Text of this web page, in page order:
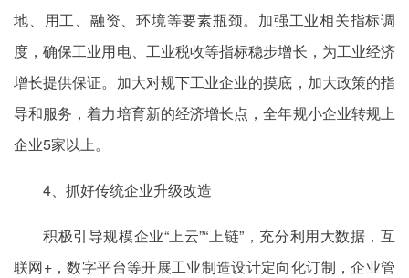
地、用工、融资、环境等要素瓶颈。加强工业相关指标调
度，确保工业用电、工业税收等指标稳步增长，为工业经济
增长提供保证。加大对规下工业企业的摸底，加大政策的指
导和服务，着力培育新的经济增长点，全年规小企业转规上
企业5家以上。
4、抓好传统企业升级改造
积极引导规模企业“上云”“上链”，充分利用大数据，互
联网+，数字平台等开展工业制造设计定向化订制，企业管